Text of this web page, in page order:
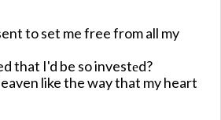
to set me free from all my
that I'd be so investеd?
like the way that my heart